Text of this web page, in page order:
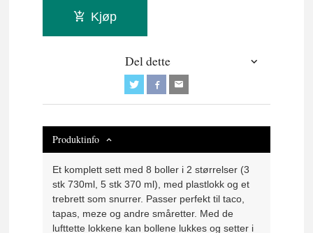
Kjøp
Del dette
Produktinfo
Et komplett sett med 8 boller i 2 størrelser (3
stk 730ml, 5 stk 370 ml), med plastlokk og et
trebrett som snurrer. Passer perfekt til taco,
tapas, meze og andre småretter. Med de
lufttette lokkene kan bollene lukkes og setter i